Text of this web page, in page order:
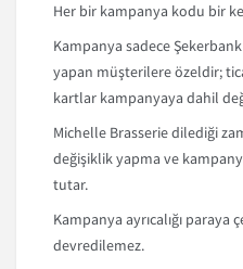
Her bir kampanya kodu bir
Kampanya sadece
yapan müşterilere özeldir;
kartlar kampanyaya dahil
Michelle Brasserie dilediği
değişiklik yapma ve
tutar.
Kampanya ayrıcalığı paraya
devredilemez.